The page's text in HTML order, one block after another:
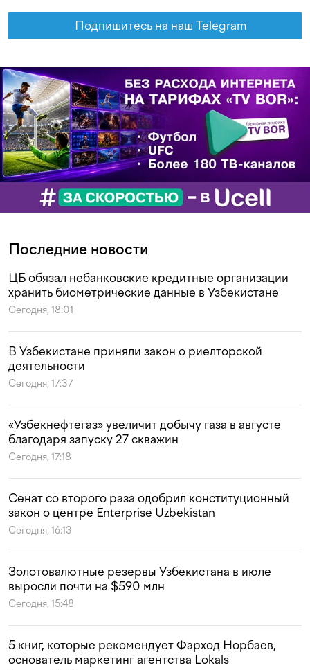
Подпишитесь на наш Telegram
Последние новости
ЦБ обязал небанковские кредитные организации
хранить биометрические данные в Узбекистане
Сегодня, 18:01
В Узбекистане приняли закон о риелторской
деятельности
Сегодня, 17:37
«Узбекнефтегаз» увеличит добычу газа в августе
благодаря запуску 27 скважин
Сегодня, 17:18
Сенат со второго раза одобрил конституционный
закон о центре Enterprise Uzbekistan
Сегодня, 16:13
Золотовалютные резервы Узбекистана в июле
выросли почти на $590 млн
Сегодня, 15:48
5 книг, которые рекомендует Фарход Норбаев,
основатель маркетинг агентства Lokals